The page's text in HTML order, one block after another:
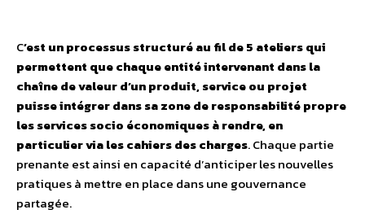
C’est un processus structuré au fil de 5 ateliers qui
permettent que chaque entité intervenant dans la
chaîne de valeur d’un produit, service ou projet
puisse intégrer dans sa zone de responsabilité propre
les services socio économiques à rendre, en
particulier via les cahiers des charges. Chaque partie
prenante est ainsi en capacité d’anticiper les nouvelles
pratiques à mettre en place dans une gouvernance
partagée.